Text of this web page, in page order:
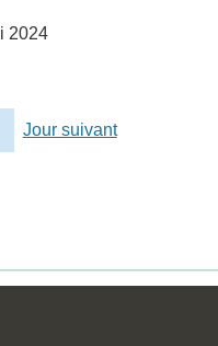
2024
Jour suivant